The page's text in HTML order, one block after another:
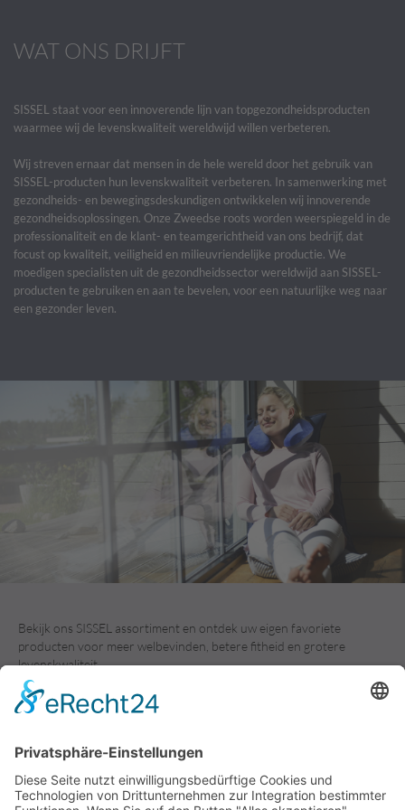
WAT ONS DRIJFT
SISSEL staat voor een innoverende lijn van topgezondheidsproducten
waarmee wij de levenskwaliteit wereldwijd willen verbeteren.
Wij streven ernaar dat mensen in de hele wereld door het gebruik van
SISSEL-producten hun levenskwaliteit verbeteren. In samenwerking met
gezondheids- en bewegingsdeskundigen ontwikkelen wij innoverende
gezondheidsoplossingen. Onze Zweedse roots worden weerspiegeld in de
professionaliteit en de klant- en teamgerichtheid van ons bedrijf, dat
focust op kwaliteit, veiligheid en milieuvriendelijke productie. We
moedigen specialisten uit de gezondheidssector wereldwijd aan SISSEL-
producten te gebruiken en aan te bevelen, voor een natuurlijke weg naar
een gezonder leven.
Bekijk ons SISSEL assortiment en ontdek uw eigen favoriete
producten voor meer welbevinden, betere fitheid en grotere
levenskwaliteit.
PRODUCT CATALOGUS